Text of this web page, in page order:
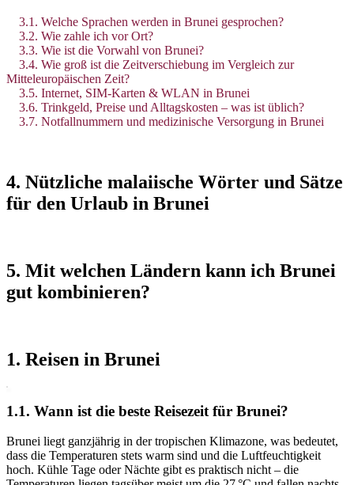
3.1. Welche Sprachen werden in Brunei gesprochen?
3.2. Wie zahle ich vor Ort?
3.3. Wie ist die Vorwahl von Brunei?
3.4. Wie groß ist die Zeitverschiebung im Vergleich zur
Mitteleuropäischen Zeit?
3.5. Internet, SIM-Karten & WLAN in Brunei
3.6. Trinkgeld, Preise und Alltagskosten – was ist üblich?
3.7. Notfallnummern und medizinische Versorgung in Brunei
4. Nützliche malaiische Wörter und Sätze
für den Urlaub in Brunei
5. Mit welchen Ländern kann ich Brunei
gut kombinieren?
1. Reisen in Brunei
1.1. Wann ist die beste Reisezeit für Brunei?
Brunei liegt ganzjährig in der tropischen Klimazone, was bedeutet,
dass die Temperaturen stets warm sind und die Luftfeuchtigkeit
hoch. Kühle Tage oder Nächte gibt es praktisch nicht – die